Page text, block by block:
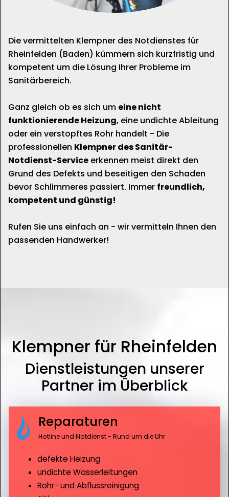
Die vermittelten Klempner des Notdienstes für
Rheinfelden (Baden) kümmern sich kurzfristig und
kompetent um die Lösung Ihrer Probleme im
Sanitärbereich.
Ganz gleich ob es sich um eine nicht
funktionierende Heizung, eine undichte Ableitung
oder ein verstopftes Rohr handelt - Die
professionellen Klempner des Sanitär-
Notdienst-Service erkennen meist direkt den
Grund des Defekts und beseitigen den Schaden
bevor Schlimmeres passiert. Immer freundlich,
kompetent und günstig!
Rufen Sie uns einfach an - wir vermitteln Ihnen den
passenden Handwerker!
Klempner für Rheinfelden
Dienstleistungen unserer
Partner im Überblick
Reparaturen
Hotline und Notdienst - Rund um die Uhr
defekte Heizung
undichte Wasserleitungen
Rohr- und Abflussreinigung